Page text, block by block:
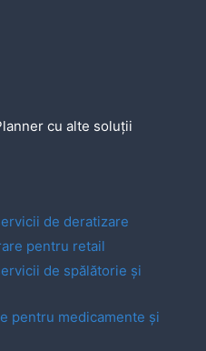
cu alte soluții
de deratizare
pentru retail
de spălătorie și
pentru medicamente și